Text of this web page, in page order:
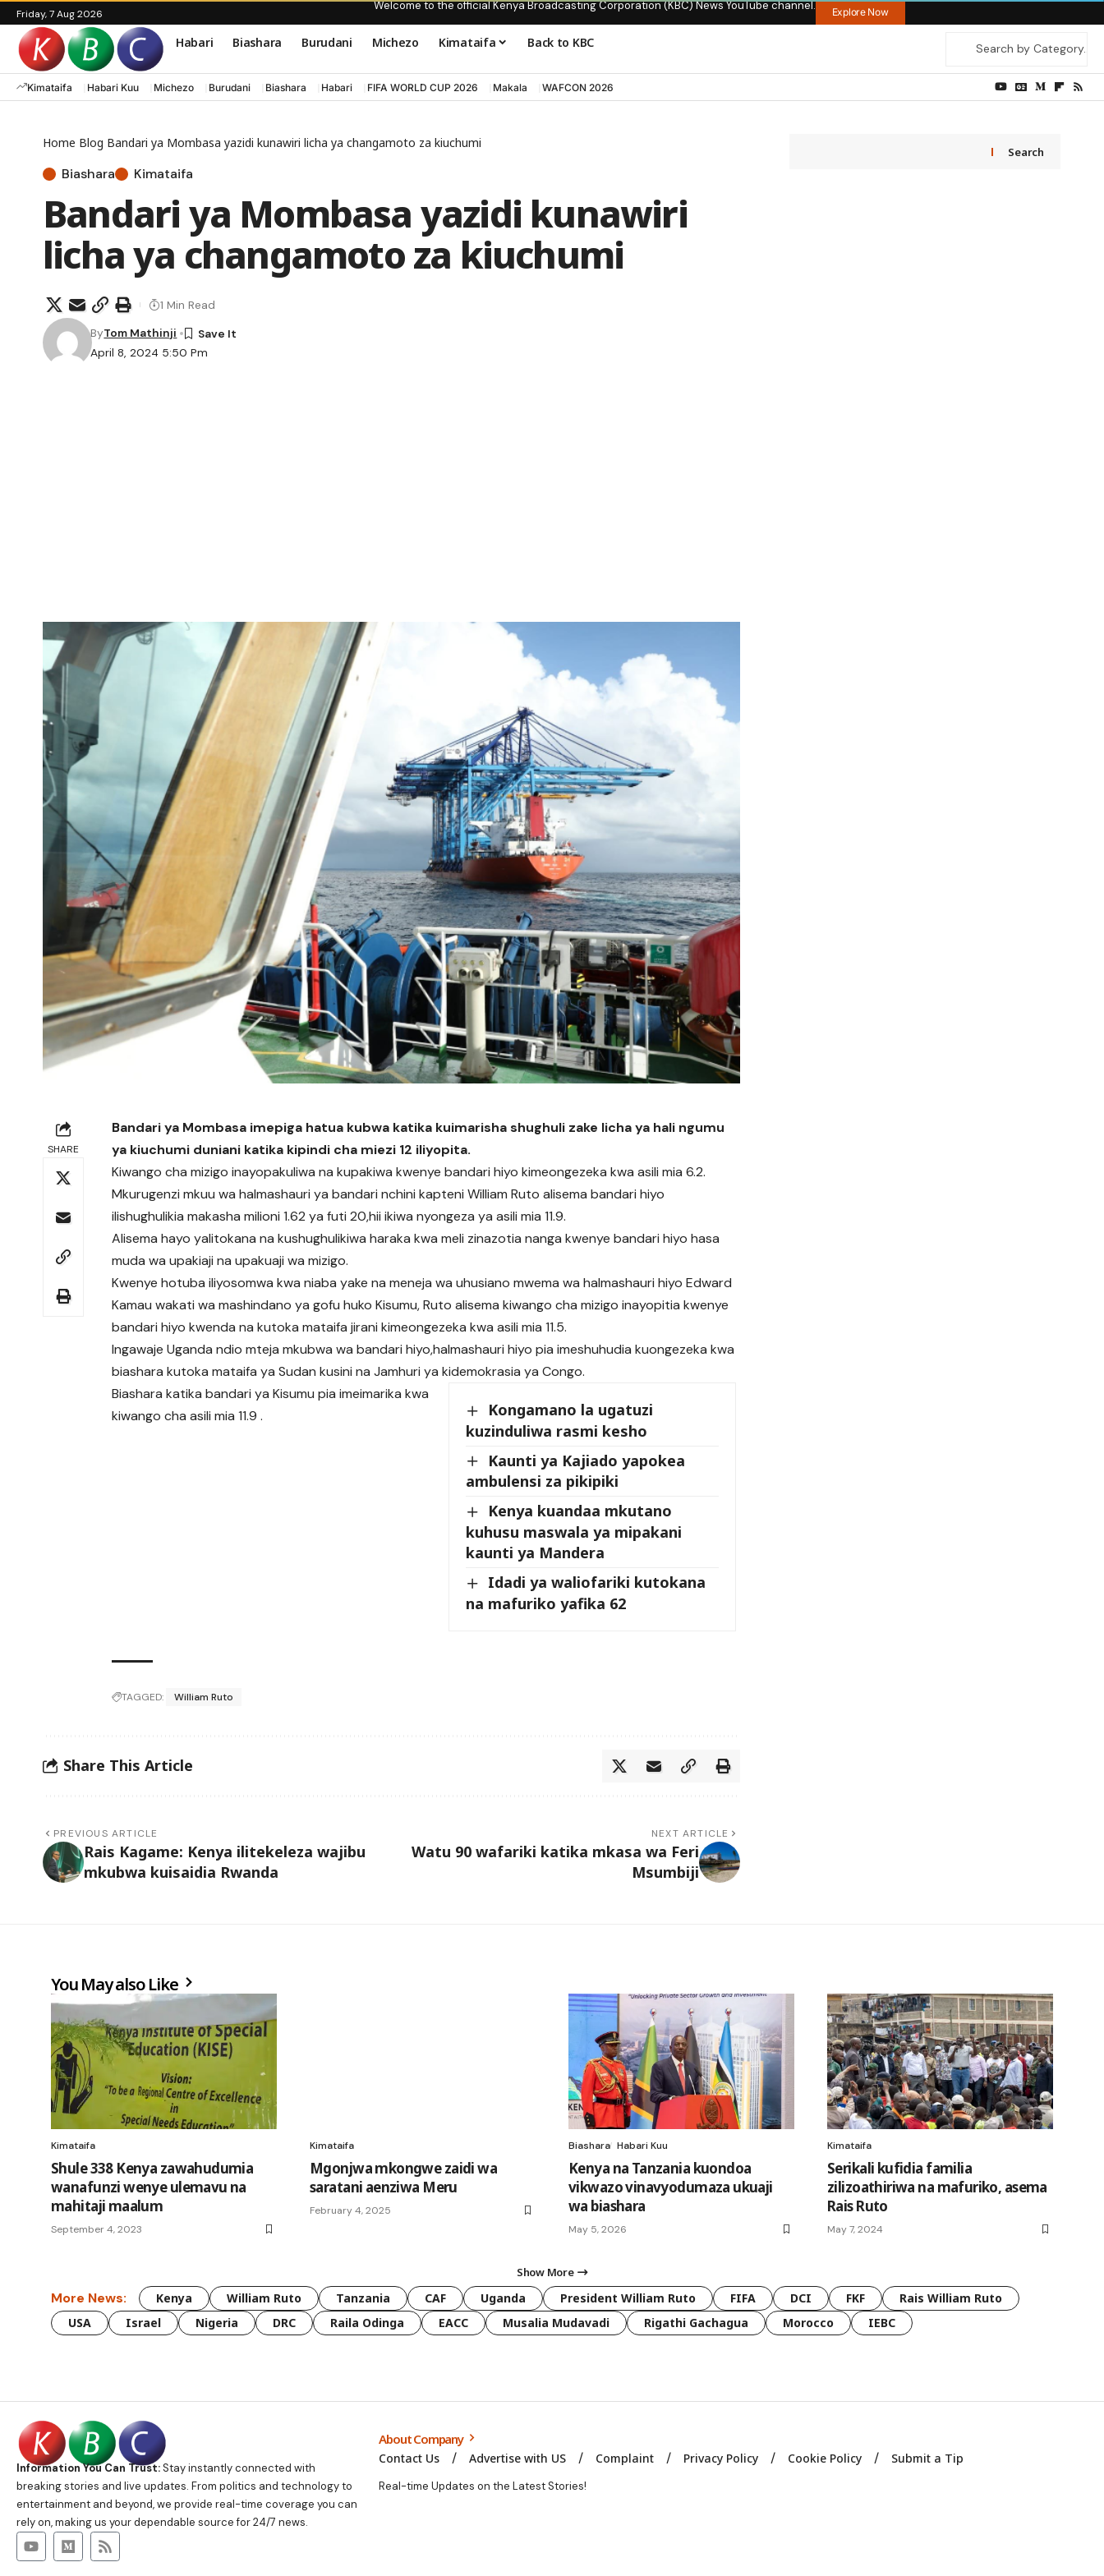
Friday, 7 Aug 2026
Welcome to the official Kenya Broadcasting Corporation (KBC) News YouTube channel. Explore Now
Habari Biashara Burudani Michezo Kimataifa Back to KBC
Kimataifa Habari Kuu Michezo Burudani Biashara Habari FIFA WORLD CUP 2026 Makala WAFCON 2026
Home Blog Bandari ya Mombasa yazidi kunawiri licha ya changamoto za kiuchumi
Biashara Kimataifa
Bandari ya Mombasa yazidi kunawiri
licha ya changamoto za kiuchumi
April 8, 2024 5:50 Pm
ByTom Mathinji
1 Min Read
SHARE
Bandari ya Mombasa imepiga hatua kubwa katika kuimarisha shughuli zake licha ya hali ngumu
ya kiuchumi duniani katika kipindi cha miezi 12 iliyopita.
Kiwango cha mizigo inayopakuliwa na kupakiwa kwenye bandari hiyo kimeongezeka kwa asili mia 6.2.
Mkurugenzi mkuu wa halmashauri ya bandari nchini kapteni William Ruto alisema bandari hiyo
ilishughulikia makasha milioni 1.62 ya futi 20,hii ikiwa nyongeza ya asili mia 11.9.
Alisema hayo yalitokana na kushughulikiwa haraka kwa meli zinazotia nanga kwenye bandari hiyo hasa
muda wa upakiaji na upakuaji wa mizigo.
Kwenye hotuba iliyosomwa kwa niaba yake na meneja wa uhusiano mwema wa halmashauri hiyo Edward
Kamau wakati wa mashindano ya gofu huko Kisumu, Ruto alisema kiwango cha mizigo inayopitia kwenye
bandari hiyo kwenda na kutoka mataifa jirani kimeongezeka kwa asili mia 11.5.
Ingawaje Uganda ndio mteja mkubwa wa bandari hiyo,halmashauri hiyo pia imeshuhudia kuongezeka kwa
biashara kutoka mataifa ya Sudan kusini na Jamhuri ya kidemokrasia ya Congo.
Kongamano la ugatuzi
kuzinduliwa rasmi kesho
Kaunti ya Kajiado yapokea
ambulensi za pikipiki
Kenya kuandaa mkutano
kuhusu maswala ya mipakani
kaunti ya Mandera
Idadi ya waliofariki kutokana
na mafuriko yafika 62
Biashara katika bandari ya Kisumu pia imeimarika kwa
kiwango cha asili mia 11.9 .
TAGGED: William Ruto
Share This Article
PREVIOUS ARTICLE
Rais Kagame: Kenya ilitekeleza wajibu
mkubwa kuisaidia Rwanda
NEXT ARTICLE
Watu 90 wafariki katika mkasa wa Feri
Msumbiji
Search
You May also Like
Kimataifa
Shule 338 Kenya zawahudumia
wanafunzi wenye ulemavu na
mahitaji maalum
September 4, 2023
Kimataifa
Mgonjwa mkongwe zaidi wa
saratani aenziwa Meru
February 4, 2025
Biashara Habari Kuu
Kenya na Tanzania kuondoa
vikwazo vinavyodumaza ukuaji
wa biashara
May 5, 2026
Kimataifa
Serikali kufidia familia
zilizoathiriwa na mafuriko, asema
Rais Ruto
May 7, 2024
Show More
More News: Kenya William Ruto Tanzania CAF Uganda President William Ruto FIFA DCI FKF
Rais William Ruto
USA
Israel Nigeria DRC Raila Odinga EACC Musalia Mudavadi Rigathi Gachagua Morocco IEBC
Information You Can Trust:Stay instantly connected with
breaking stories and live updates. From politics and technology to
entertainment and beyond, we provide real-time coverage you can
rely on, making us your dependable source for 24/7 news.
About Company
Contact Us Advertise with US Complaint Privacy Policy Cookie Policy Submit a Tip
Real-time Updates on the Latest Stories!